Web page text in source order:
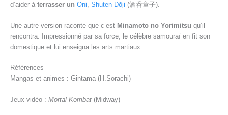
d’aider à terrasser un Oni, Shuten Dōji (酒呑童子).
Une autre version raconte que c’est Minamoto no Yorimitsu qu’il
rencontra. Impressionné par sa force, le célèbre samouraï en fit son
domestique et lui enseigna les arts martiaux.
Références
Mangas et animes : Gintama (H.Sorachi)
Jeux vidéo : Mortal Kombat (Midway)